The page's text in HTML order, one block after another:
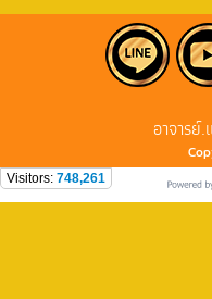
อาจารย์
Visitors: 748,261